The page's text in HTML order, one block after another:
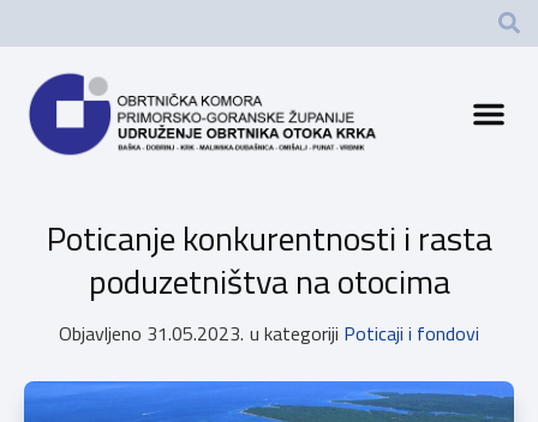
Poticanje konkurentnosti i rasta
poduzetništva na otocima
Objavljeno 31.05.2023. u kategoriji Poticaji i fondovi